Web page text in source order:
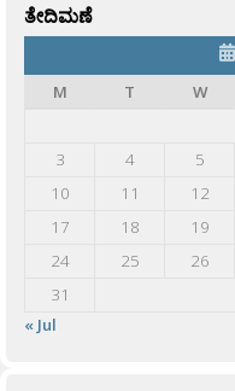
ತೇದಿಮಣೆ
M
T W
3
4 5
10
11 12
17
18 19
24
25 26
31
« Jul